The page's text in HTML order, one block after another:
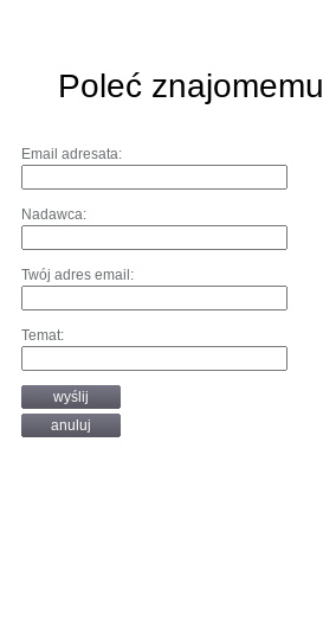
Poleć znajomemu
Email adresata:
Nadawca:
Twój adres email:
Temat:
wyślij
anuluj